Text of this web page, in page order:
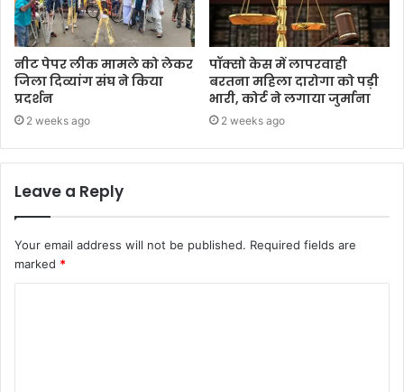
नीट पेपर लीक मामले को लेकर
जिला दिव्यांग संघ ने किया
प्रदर्शन
2 weeks ago
पॉक्सो केस में लापरवाही
बरतना महिला दारोगा को पड़ी
भारी, कोर्ट ने लगाया जुर्माना
2 weeks ago
Leave a Reply
Your email address will not be published. Required fields are
marked *